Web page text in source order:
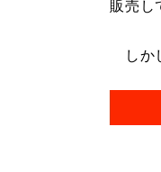
販売し
しか